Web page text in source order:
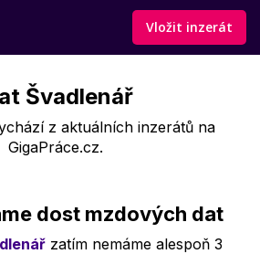
Vložit inzerát
Švadlenář
z aktuálních inzerátů na
GigaPráce.cz.
dost mzdových dat
zatím nemáme alespoň 3